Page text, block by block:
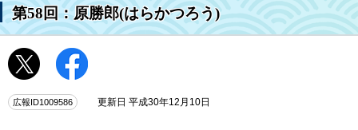
第58回：原勝郎(はらかつろう)
広報ID1009586 更新日 平成30年12月10日